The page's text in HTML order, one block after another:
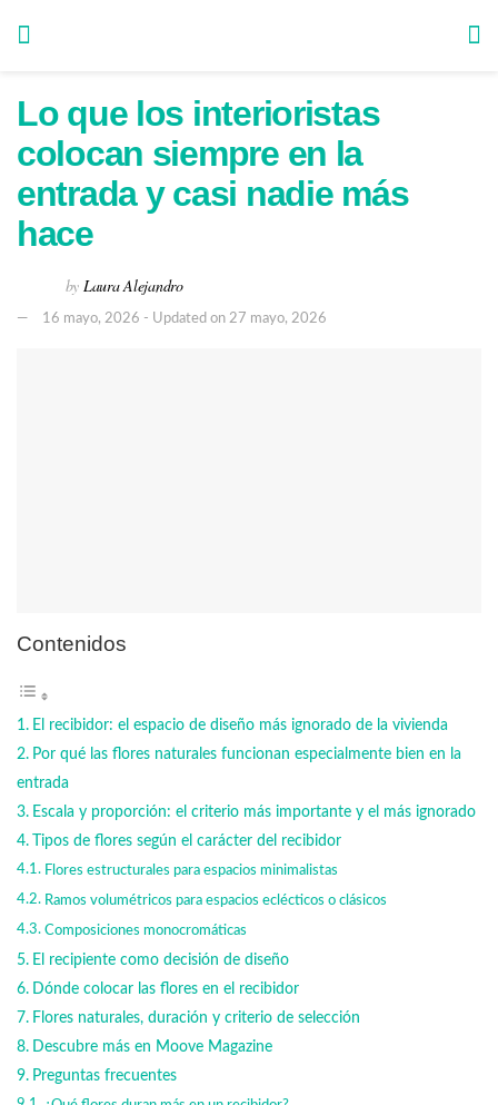
Lo que los interioristas
colocan siempre en la
entrada y casi nadie más
hace
by Laura Alejandro
16 mayo, 2026 - Updated on 27 mayo, 2026
Contenidos
El recibidor: el espacio de diseño más ignorado de la vivienda
Por qué las flores naturales funcionan especialmente bien en la
entrada
Escala y proporción: el criterio más importante y el más ignorado
Tipos de flores según el carácter del recibidor
Flores estructurales para espacios minimalistas
Ramos volumétricos para espacios eclécticos o clásicos
Composiciones monocromáticas
El recipiente como decisión de diseño
Dónde colocar las flores en el recibidor
Flores naturales, duración y criterio de selección
Descubre más en Moove Magazine
Preguntas frecuentes